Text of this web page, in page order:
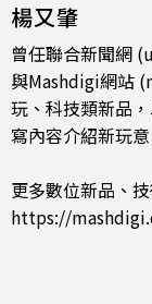
楊又肇
曾任聯合新聞網
與Mashdigi網站
玩、科技類新品
寫內容介紹新玩意
更多數位新品、
https://